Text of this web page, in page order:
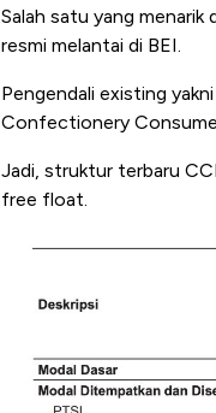
Salah satu yang menarik
resmi melantai di BEI.
Pengendali existing
Confectionery
Jadi, struktur terbaru
free float.